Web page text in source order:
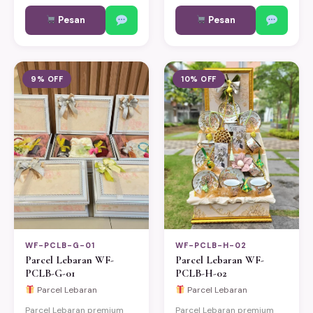
dan mitra bisnis. Bisa
custom sesuai kebutuhan.
Pengiriman same-day ke
Pesan
dan mitra bisnis. Bisa
custom sesuai kebutuhan.
Pengiriman same-day ke
Pesan
9% OFF
WF-PCLB-G-01
Parcel Lebaran WF-
PCLB-G-01
Parcel Lebaran
Parcel Lebaran premium
10% OFF
WF-PCLB-H-02
Parcel Lebaran WF-
PCLB-H-02
Parcel Lebaran
Parcel Lebaran premium